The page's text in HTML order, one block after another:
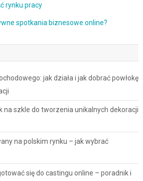
rynku pracy
spotkania biznesowe online?
jak działa i jak dobrać powłokę
na szkle do tworzenia unikalnych dekoracji
na polskim rynku – jak wybrać
się do castingu online – poradnik i